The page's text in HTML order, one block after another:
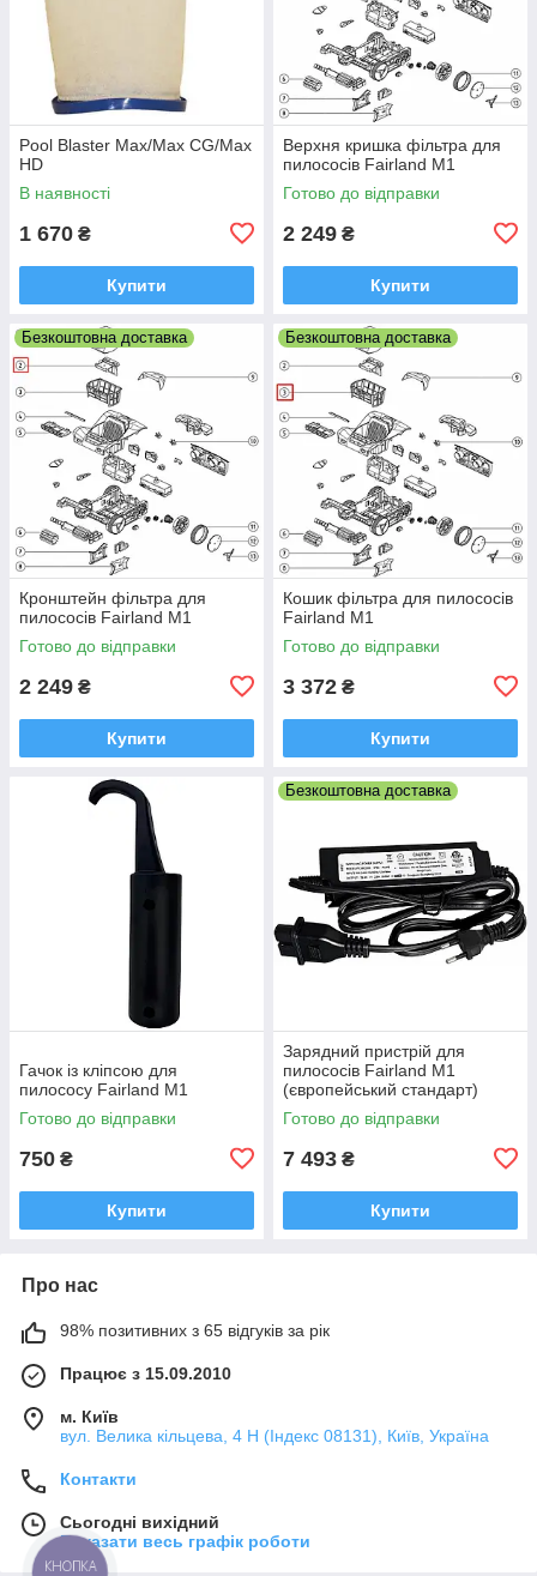
Pool Blaster Max/Max CG/Max
HD
В наявності
1 670 ₴
Купити
Верхня кришка фільтра для
пилососів Fairland M1
Готово до відправки
2 249 ₴
Купити
Безкоштовна доставка
Кронштейн фільтра для
пилососів Fairland M1
Готово до відправки
2 249 ₴
Купити
Безкоштовна доставка
Кошик фільтра для пилососів
Fairland M1
Готово до відправки
3 372 ₴
Купити
Гачок із кліпсою для
пилососу Fairland M1
Готово до відправки
750 ₴
Купити
Безкоштовна доставка
Зарядний пристрій для
пилососів Fairland M1
(європейський стандарт)
Готово до відправки
7 493 ₴
Купити
Про нас
98% позитивних з 65 відгуків за рік
Працює з 15.09.2010
м. Київ
вул. Велика кільцева, 4 Н (Індекс 08131), Київ, Україна
Контакти
Сьогодні вихідний
Показати весь графік роботи
КНОПКА